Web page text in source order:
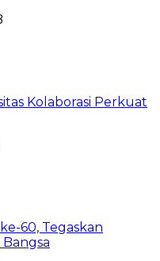
Kolaborasi Perkuat
60, Tegaskan